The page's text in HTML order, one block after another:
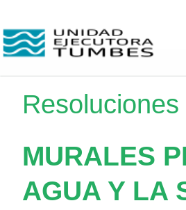
MURALES
AGUA Y LA